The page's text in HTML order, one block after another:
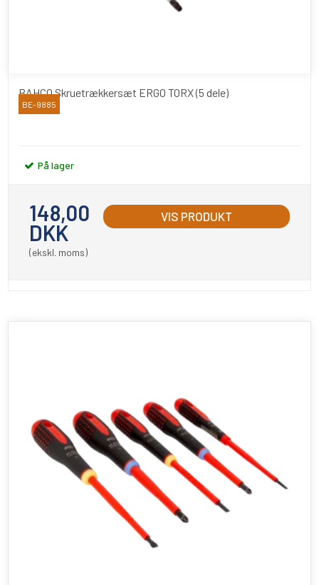
BAHCO Skruetrækkersæt ERGO TORX (5 dele)
Bahco
BE-9885
På lager
148,00
DKK
(ekskl. moms)
VIS PRODUKT